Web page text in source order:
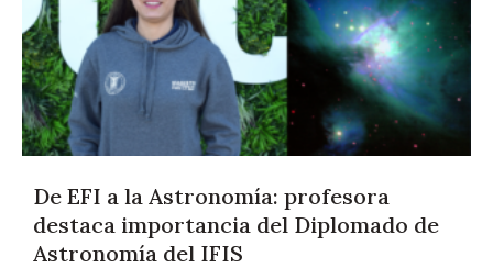
De EFI a la Astronomía: profesora
destaca importancia del Diplomado de
Astronomía del IFIS